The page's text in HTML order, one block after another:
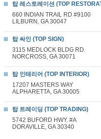
탑 레스토레이션 (TOP
660 INDIAN TRAIL RD #9100
LILBURN, GA 30047
탑 싸인 (TOP SIGN)
3115 MEDLOCK BLDG RD.
NORCROSS, GA 30071
탑 인테리어 (TOP INTERIOR)
17207 MASTERS WAY
ALPHARETTA, GA 30005
탑 트레이딩 (TOP TRADING)
5742 BUFORD HWY. #A
DORAVILLE, GA 30340